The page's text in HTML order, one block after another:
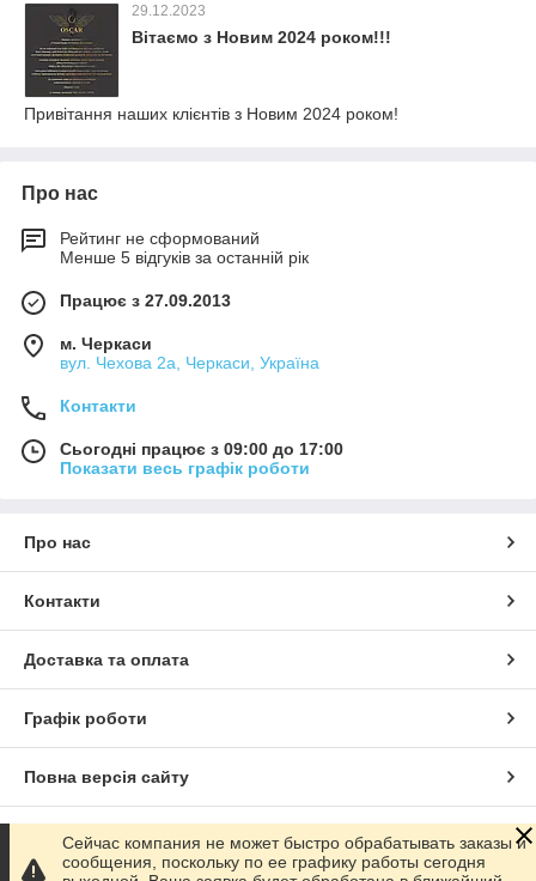
29.12.2023
Вітаємо з Новим 2024 роком!!!
Привітання наших клієнтів з Новим 2024 роком!
Про нас
Рейтинг не сформований
Менше 5 відгуків за останній рік
Працює з 27.09.2013
м. Черкаси
вул. Чехова 2а, Черкаси, Україна
Контакти
Сьогодні працює з 09:00 до 17:00
Показати весь графік роботи
Про нас
Контакти
Доставка та оплата
Графік роботи
Повна версія сайту
Сайт створено на маркетплейсі Prom.ua
Сейчас компания не может быстро обрабатывать заказы и
сообщения, поскольку по ее графику работы сегодня